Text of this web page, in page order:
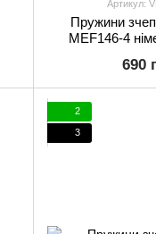
Артикул:
Пружини
MEF146-4
690
2
3